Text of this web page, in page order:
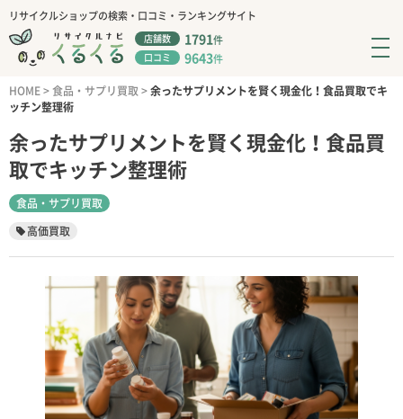
リサイクルショップの検索・口コミ・ランキングサイト
店舗数 1791件
口コミ 9643件
HOME> 食品・サプリ買取>余ったサプリメントを賢く現金化！食品買取でキ
ッチン整理術
余ったサプリメントを賢く現金化！食品買
取でキッチン整理術
食品・サプリ買取
高価買取